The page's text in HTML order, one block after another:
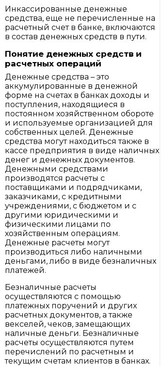
Инкассированные денежные
средства, еще не перечисленные на
расчетный счет в банке, включаются
в состав денежных средств в пути.
Понятие денежных средств и
расчетных операций
Денежные средства – это
аккумулированные в денежной
форме на счетах в банках доходы и
поступления, находящиеся в
постоянном хозяйственном обороте
и используемые организацией для
собственных целей. Денежные
средства могут находиться также в
кассе предприятия в виде наличных
денег и денежных документов.
Денежными средствами
производятся расчеты с
поставщиками и подрядчиками,
заказчиками, с кредитными
учреждениями, с бюджетом и с
другими юридическими и
физическими лицами по
хозяйственным операциям.
Денежные расчеты могут
производиться либо наличными
деньгами, либо в виде безналичных
платежей.
Безналичные расчеты
осуществляются с помощью
платежных поручений и других
расчетных документов, а также
векселей, чеков, замещающих
наличные деньги. Безналичные
расчеты осуществляются путем
перечислений по расчетным и
текущим счетам клиентов в банках.